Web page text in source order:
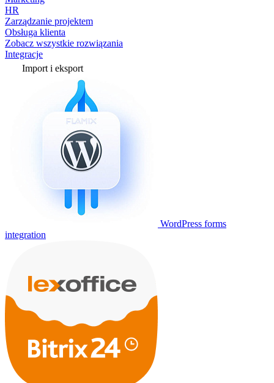
HR
Zarządzanie projektem
Obsługa klienta
Zobacz wszystkie rozwiązania
Integracje
Import i eksport
WordPress forms
integration